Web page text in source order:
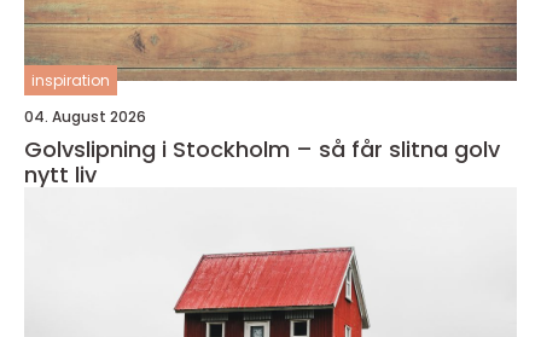
inspiration
04. August 2026
Golvslipning i Stockholm – så får slitna golv
nytt liv